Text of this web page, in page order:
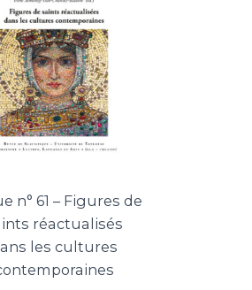
n° 61 – Figures de
réactualisés
les cultures